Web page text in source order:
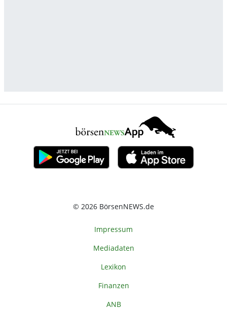
© 2026 BörsenNEWS.de
Impressum
Mediadaten
Lexikon
Finanzen
ANB